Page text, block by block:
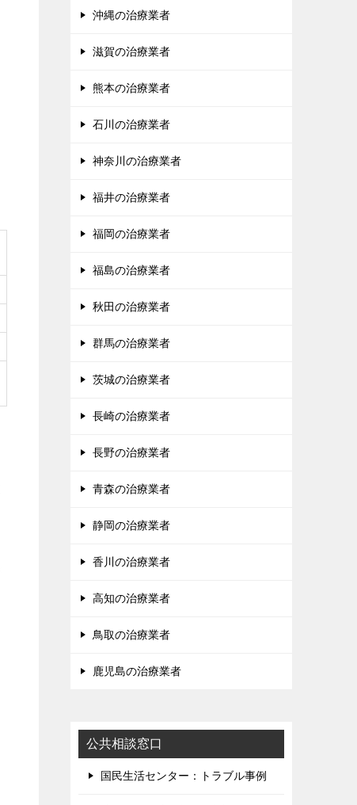
沖縄の治療業者
滋賀の治療業者
熊本の治療業者
石川の治療業者
神奈川の治療業者
福井の治療業者
福岡の治療業者
福島の治療業者
秋田の治療業者
群馬の治療業者
茨城の治療業者
長崎の治療業者
長野の治療業者
青森の治療業者
静岡の治療業者
香川の治療業者
高知の治療業者
鳥取の治療業者
鹿児島の治療業者
公共相談窓口
国民生活センター：トラブル事例